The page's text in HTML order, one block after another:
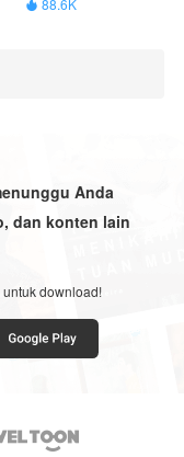

Anda
dan konten lain
download!